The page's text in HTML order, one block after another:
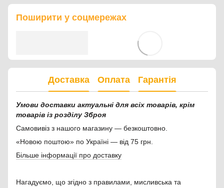
Поширити у соцмережах
Доставка Оплата Гарантія
Умови доставки актуальні для всіх товарів, крім
товарів із розділу Зброя
Самовивіз з нашого магазину — безкоштовно.
«Новою поштою» по Україні — від 75 грн.
Більше інформації про доставку
Нагадуємо, що згідно з правилами, мисливська та